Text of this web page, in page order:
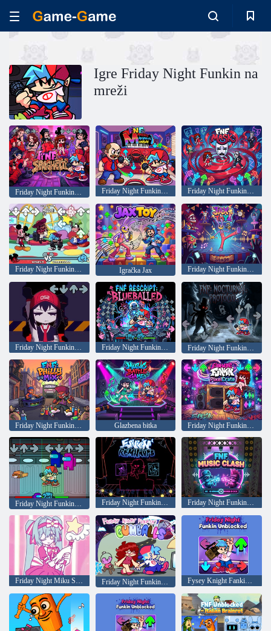
Igre Friday Night Funkin na
mreži
Friday Night Funkin: Špageti Friday Night Funkin: Marvinov Marvinov ponedjeljak Friday Night Funkin: Maska
Friday Night Funkin and the Mouse Igračka Jax Friday Night Funkin: Toy Jax
Friday Night Funkin: Yararara Friday Night Funkin: Prevareni Friday Night Funkin: Noćni protokol
Friday Night Funkin: Philadelphia Mix Glazbena bitka Friday Night Funkin Pixel Box
Friday Night Funkin: Ostaci Friday Night Funkin Musical Conflict
Friday Night Miku Sing Repeat now Friday Night Funkin: Gumball Fysey Knight Fankin otključan